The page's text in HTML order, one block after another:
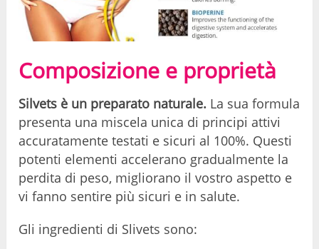
Composizione e proprietà
Silvets è un preparato naturale. La sua formula
presenta una miscela unica di principi attivi
accuratamente testati e sicuri al 100%. Questi
potenti elementi accelerano gradualmente la
perdita di peso, migliorano il vostro aspetto e
vi fanno sentire più sicuri e in salute.
Gli ingredienti di Slivets sono: